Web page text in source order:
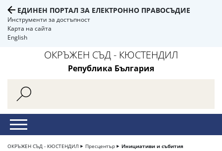
ЕДИНЕН ПОРТАЛ ЗА ЕЛЕКТРОННО ПРАВОСЪДИЕ
Инструменти за достъпност
Карта на сайта
English
ОКРЪЖЕН СЪД - КЮСТЕНДИЛ
Република България
ОКРЪЖЕН СЪД - КЮСТЕНДИЛ Пресцентър Инициативи и събития